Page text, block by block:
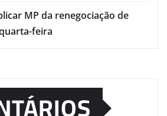
MP da renegociação de
feira